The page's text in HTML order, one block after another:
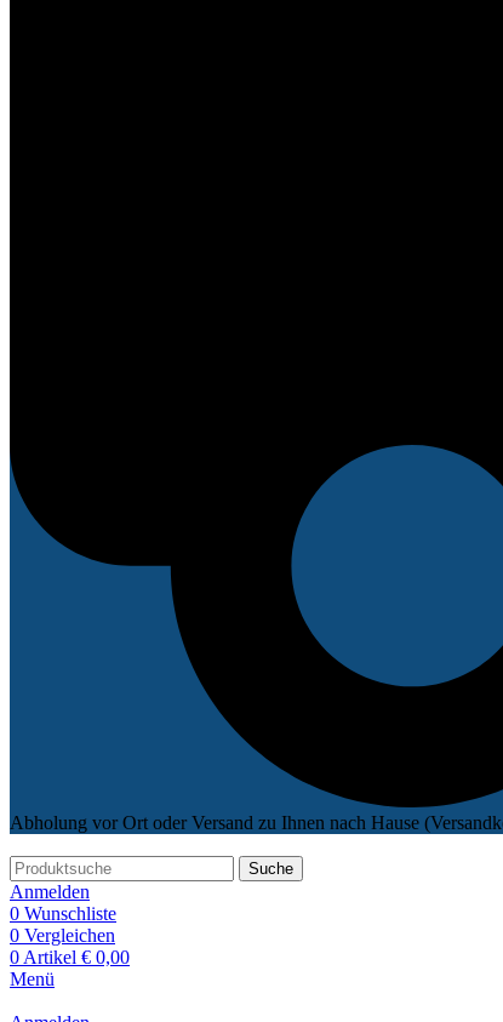
Abholung vor Ort oder Versand zu Ihnen nach Hause
Suche
Anmelden
0 Wunschliste
0 Vergleichen
0 Artikel € 0,00
Menü